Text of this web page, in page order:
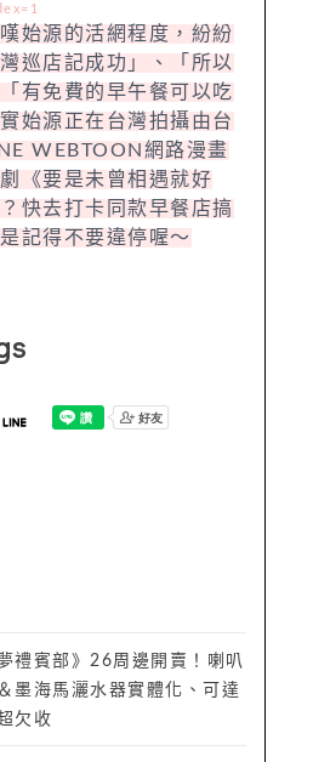
始源的活網程度，紛紛
巡店記成功」、「所以
有免費的早午餐可以吃
始源正在台灣拍攝由台
WEBTOON網路漫畫
《要是未曾相遇就好
快去打卡同款早餐店搞
記得不要違停喔～
禮賓部》26周邊開賣！喇叭
墨海馬灑水器實體化、可達
欠收